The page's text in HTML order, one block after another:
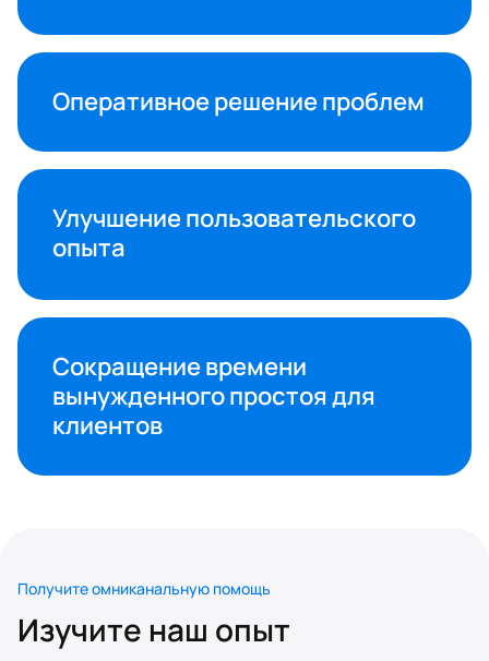
Оперативное решение проблем
Улучшение пользовательского
опыта
Сокращение времени
вынужденного простоя для
клиентов
Получите омниканальную помощь
Изучите наш опыт